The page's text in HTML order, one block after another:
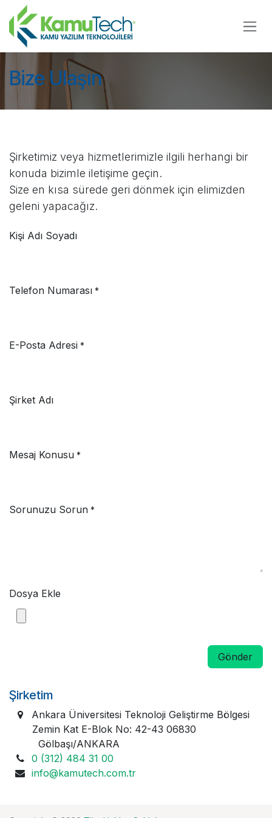
İçereği Atla
Bize Ulaşın
Şirketimiz veya hizmetlerimizle ilgili herhangi bir
konuda bizimle iletişime geçin.
Size en kısa sürede geri dönmek için elimizden
geleni yapacağız.
Kişi Adı Soyadı
Telefon Numarası *
E-Posta Adresi *
Şirket Adı
Mesaj Konusu *
Sorunuzu Sorun *
Dosya Ekle
Gönder
Şirketim
Ankara Üniversitesi Teknoloji Geliştirme Bölgesi
Zemin Kat E-Blok No: 42-43 06830
Gölbaşı/ANKARA
0 (312) 484 31 00
info@kamutech.com.tr